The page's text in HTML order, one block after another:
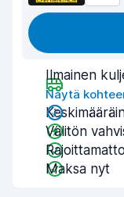
Ilmainen
Näytä
Välitön
Maksa nyt